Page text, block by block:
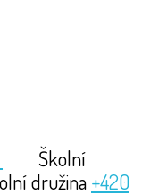
Školní
družina +420